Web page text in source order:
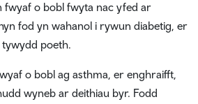
fwyaf o bobl fwyta nac yfed ar
fod yn wahanol i rywun diabetig, er
poeth.
o bobl ag asthma, er enghraifft,
wyneb ar deithiau byr. Fodd